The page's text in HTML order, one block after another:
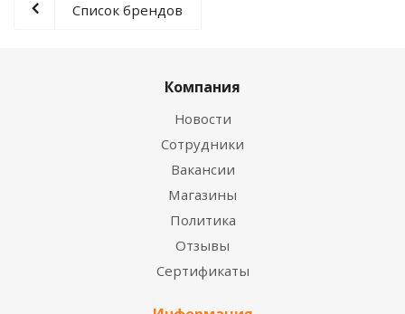
Список брендов
Компания
Новости
Сотрудники
Вакансии
Магазины
Политика
Отзывы
Сертификаты